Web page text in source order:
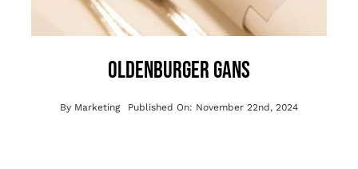
Oldenburger Gans
By Marketing Published On: November 22nd, 2024